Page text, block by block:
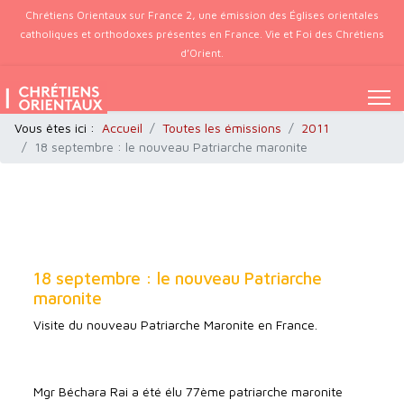
Chrétiens Orientaux sur France 2, une émission des Églises orientales
catholiques et orthodoxes présentes en France. Vie et Foi des Chrétiens
d’Orient.
Vous êtes ici : Accueil Toutes les émissions
2011
18 septembre : le nouveau Patriarche maronite
18 septembre : le nouveau Patriarche
maronite
Visite du nouveau Patriarche Maronite en France.
Mgr Béchara Rai a été élu 77ème patriarche maronite